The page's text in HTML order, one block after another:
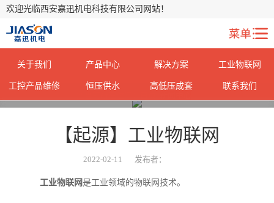
欢迎光临西安嘉迅机电科技有限公司网站！
关于我们 产品中心 解决方案 工业物联网
工控产品维修 恒压供水 高低压成套
联系我们
【起源】工业物联网
2022-02-11 发布者：
工业物联网是工业领域的物联网技术。